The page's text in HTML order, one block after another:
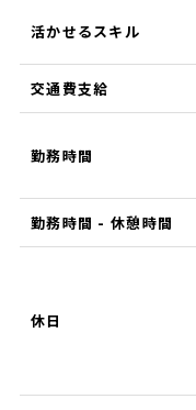
活かせるスキル
交通費支給
勤務時間
勤務時間 - 休憩時間
休日